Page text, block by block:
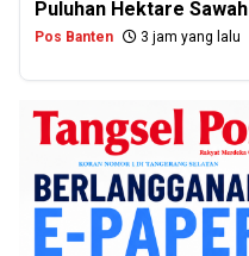
Puluhan Hektare Sawah
Pos Banten 3 jam yang lalu